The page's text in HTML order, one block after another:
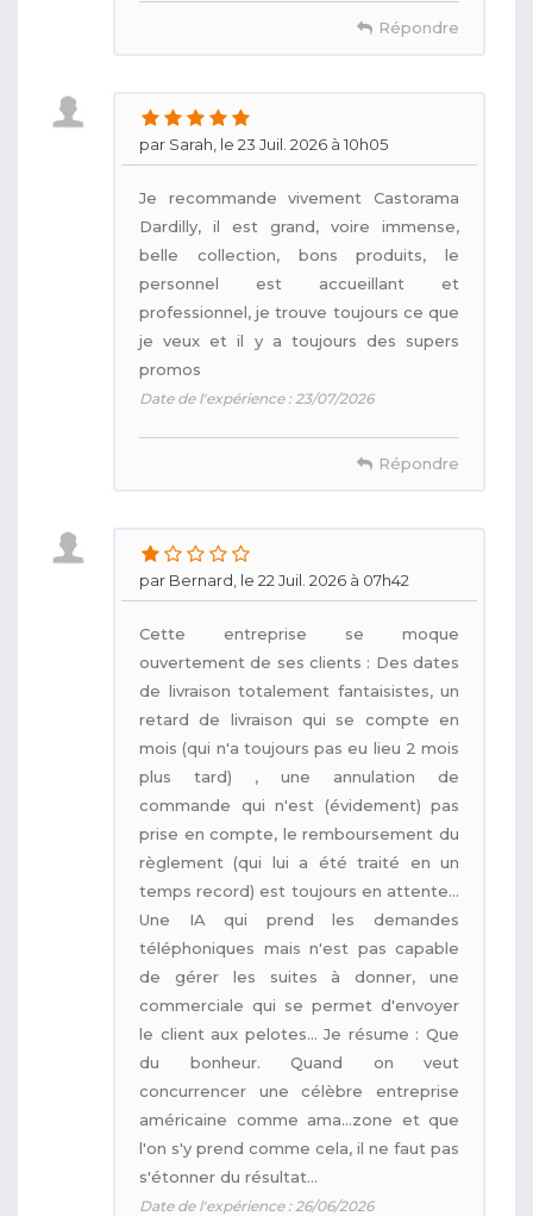
Répondre
par Sarah, le 23 Juil. 2026 à 10h05
Je recommande vivement Castorama
Dardilly, il est grand, voire immense,
belle collection, bons produits, le
personnel est accueillant et
professionnel, je trouve toujours ce que
je veux et il y a toujours des supers
promos
Date de l'expérience : 23/07/2026
Répondre
par Bernard, le 22 Juil. 2026 à 07h42
Cette entreprise se moque
ouvertement de ses clients : Des dates
de livraison totalement fantaisistes, un
retard de livraison qui se compte en
mois (qui n'a toujours pas eu lieu 2 mois
plus tard) , une annulation de
commande qui n'est (évidement) pas
prise en compte, le remboursement du
règlement (qui lui a été traité en un
temps record) est toujours en attente...
Une IA qui prend les demandes
téléphoniques mais n'est pas capable
de gérer les suites à donner, une
commerciale qui se permet d'envoyer
le client aux pelotes... Je résume : Que
du bonheur. Quand on veut
concurrencer une célèbre entreprise
américaine comme ama...zone et que
l'on s'y prend comme cela, il ne faut pas
s'étonner du résultat...
Date de l'expérience : 26/06/2026